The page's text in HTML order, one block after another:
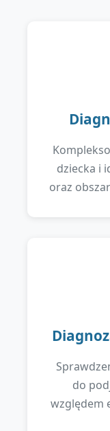
dziecka i
oraz
do
względem